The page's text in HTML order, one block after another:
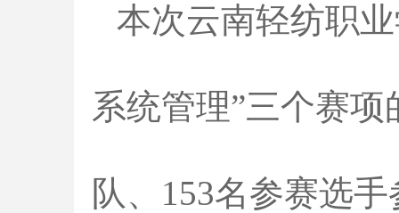
本次云南轻纺职
系统管理”三个赛
队、153名参赛选